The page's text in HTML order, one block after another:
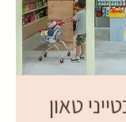
טאון